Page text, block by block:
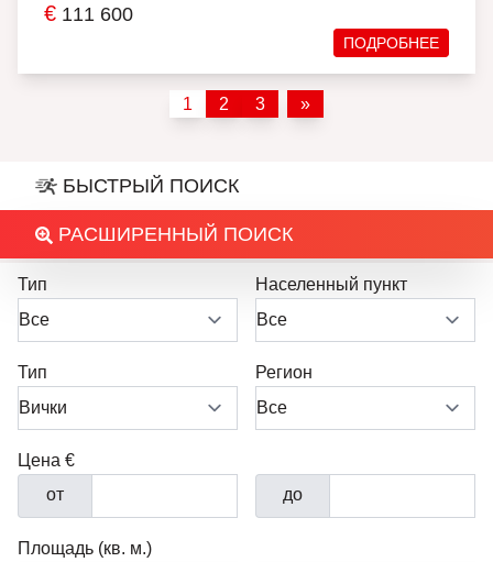
€ 111 600
ПОДРОБНЕЕ
1 2 3 »
БЫСТРЫЙ ПОИСК
РАСШИРЕННЫЙ ПОИСК
Тип Населенный пункт
Тип Регион
Цена €
от
до
Площадь (кв. м.)